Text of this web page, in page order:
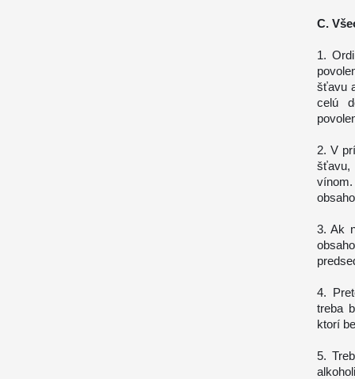
C.
1.
šťavu
celú
2. V
šťavu,
3. Ak
4.
treba
ktorí
5.